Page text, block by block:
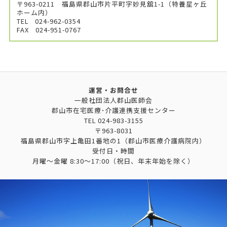
〒963-0211 福島県郡山市片平町字妙見舘1-1（特養星ヶ丘
ホーム内）
TEL
024-962-0354
FAX
024-951-0767
運営・お問合せ
一般社団法人郡山医師会
郡山市在宅医療･介護連携支援センター
TEL 024-983-3155
〒963-8031
福島県郡山市字上亀田1番地の1（郡山市医療介護病院内）
受付日・時間
月曜～金曜 8:30～17:00（祝日、年末年始を除く）